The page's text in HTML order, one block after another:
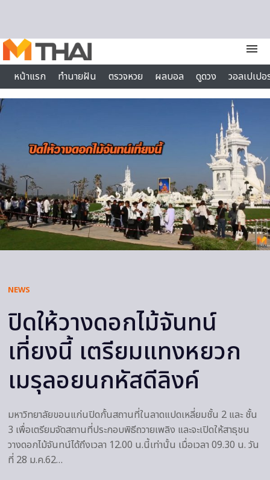
menu
หน้าแรก
ทำนายฝัน ตรวจหวย ผลบอล ดูดวง
วอลเปเป
ไลฟ์สไตล์
NEWS
ปิดให้วางดอกไม้จันทน์
เที่ยงนี้ เตรียมแทงหยวก
เมรุลอยนกหัสดีลิงค์
มหาวิทยาลัยขอนแก่นปิดกั้นสถานที่ในลาดแปดเหลี่ยมชั้น 2 และ ชั้น
3 เพื่อเตรียมจัดสถานที่ประกอบพิธีถวายเพลิง และจะเปิดให้สาธุชน
วางดอกไม้จันทน์ได้ถึงเวลา 12.00 น.นี้เท่านั้น เมื่อเวลา 09.30 น. วัน
ที่ 28 ม.ค.62…